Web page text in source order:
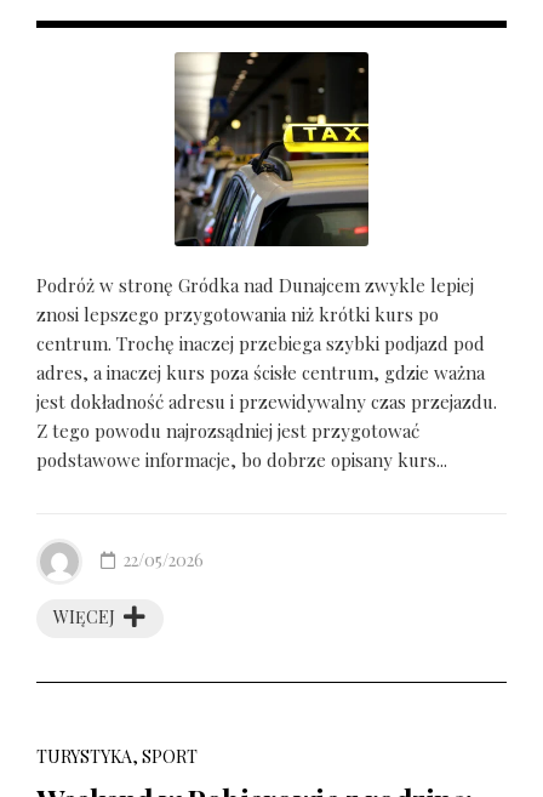
Podróż w stronę Gródka nad Dunajcem zwykle lepiej
znosi lepszego przygotowania niż krótki kurs po
centrum. Trochę inaczej przebiega szybki podjazd pod
adres, a inaczej kurs poza ścisłe centrum, gdzie ważna
jest dokładność adresu i przewidywalny czas przejazdu.
Z tego powodu najrozsądniej jest przygotować
podstawowe informacje, bo dobrze opisany kurs...
WIĘCEJ
22/05/2026
TURYSTYKA, SPORT